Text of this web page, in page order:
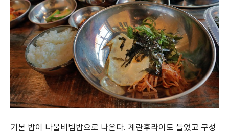
기본 밥이 나물비빔밥으로 나온다. 계란후라이도 들었고 구성